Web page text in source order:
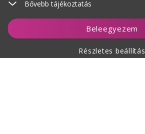
Bővebb tájékoztatás
Beleegyezem
Részletes beállítás
Kosárhoz ad